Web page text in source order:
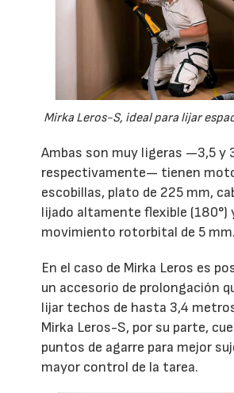
Mirka Leros-S, ideal para lijar
Ambas son muy ligeras —3,5 y
respectivamente— tienen
escobillas, plato de 225 mm,
lijado altamente flexible (180°)
movimiento rotorbital de 5 mm.
En el caso de Mirka Leros es
un accesorio de prolongación
lijar techos de hasta 3,4
Mirka Leros-S, por su parte,
puntos de agarre para mejor
mayor control de la tarea.